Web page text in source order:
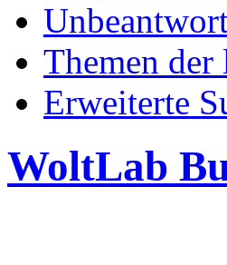
Themen der
Erweiterte
WoltLab